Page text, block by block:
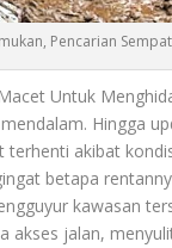
Pencarian
Untuk
Hingga
akibat
betapa
kawasan
jalan,